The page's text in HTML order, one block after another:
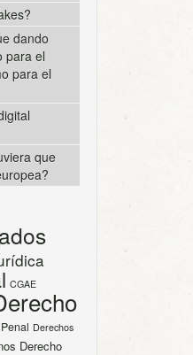
dando
para el
para el
que
CGAE
Derechos
Derecho